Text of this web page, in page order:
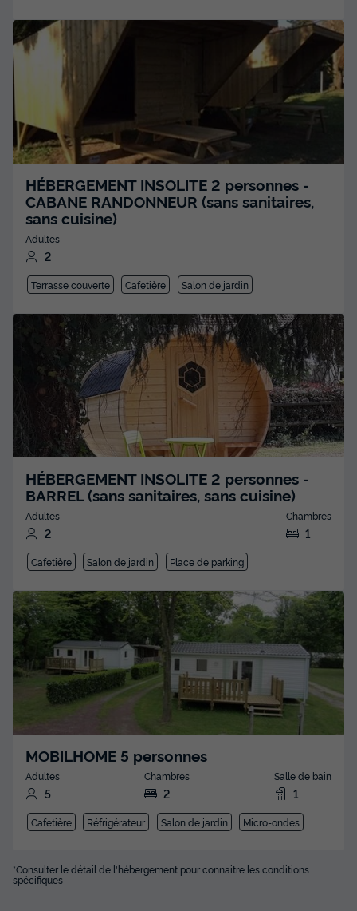
HÉBERGEMENT INSOLITE 2 personnes -
CABANE RANDONNEUR (sans sanitaires,
sans cuisine)
Adultes
2
Terrasse couverte Cafetière Salon de jardin
HÉBERGEMENT INSOLITE 2 personnes -
BARREL (sans sanitaires, sans cuisine)
Adultes
2
Chambres
1
Cafetière Salon de jardin Place de parking
MOBILHOME 5 personnes
Adultes
5
Chambres
2
Salle de bain
1
Cafetière Réfrigérateur Salon de jardin Micro-ondes
*Consulter le détail de l'hébergement pour connaitre les conditions
spécifiques